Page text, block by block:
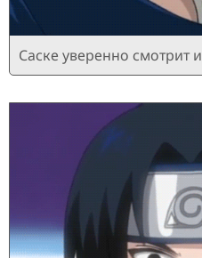
Саске уверенно смотрит